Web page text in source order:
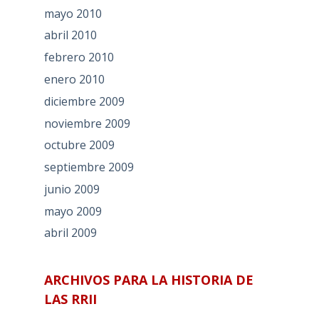
mayo 2010
abril 2010
febrero 2010
enero 2010
diciembre 2009
noviembre 2009
octubre 2009
septiembre 2009
junio 2009
mayo 2009
abril 2009
ARCHIVOS PARA LA HISTORIA DE
LAS RRII